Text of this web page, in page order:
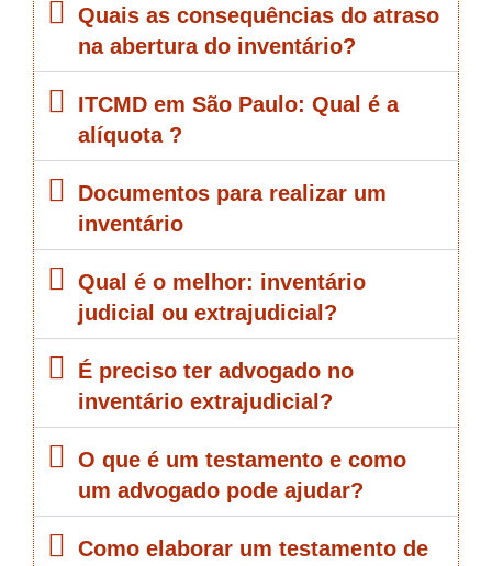
Quais as consequências do atraso
na abertura do inventário?
ITCMD em São Paulo: Qual é a
alíquota ?
Documentos para realizar um
inventário
Qual é o melhor: inventário
judicial ou extrajudicial?
É preciso ter advogado no
inventário extrajudicial?
O que é um testamento e como
um advogado pode ajudar?
Como elaborar um testamento de